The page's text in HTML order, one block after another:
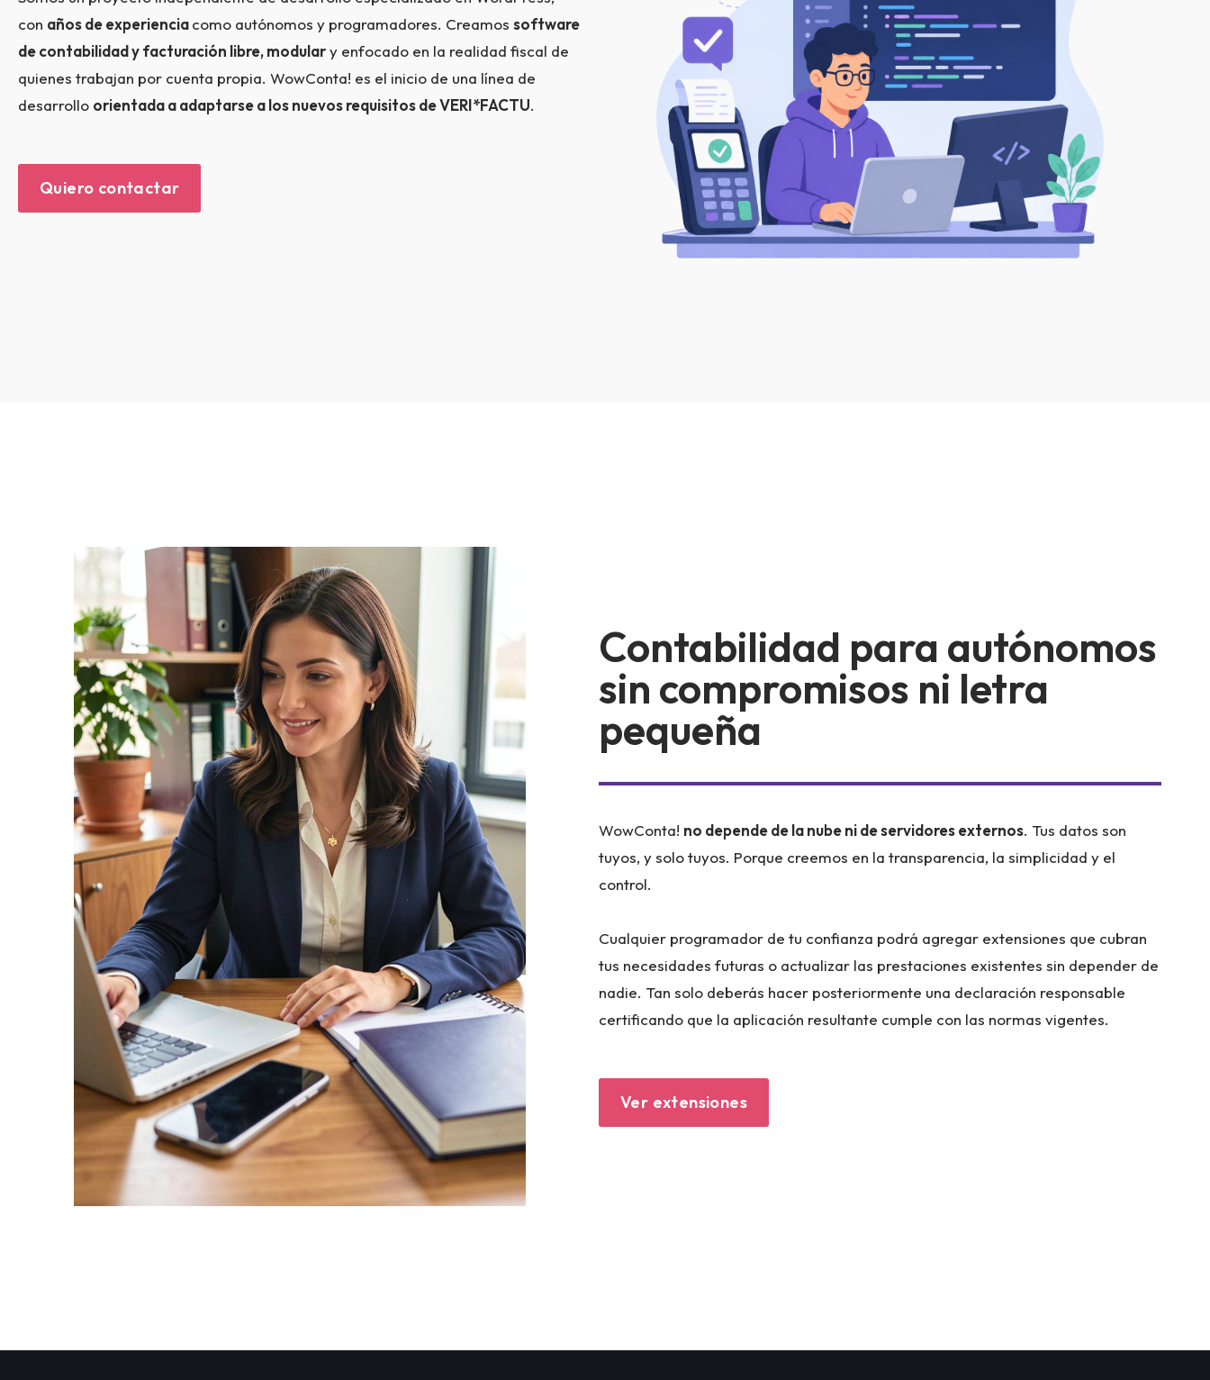
con años de experienciacomo autónomos y programadores. Creamos software
de contabilidad y facturación libre, modulary enfocado en la realidad fiscal de
quienes trabajan por cuenta propia. WowConta! es el inicio de una línea de
desarrollo orientada a adaptarse a los nuevos requisitos de VERI*FACTU.
Quiero contactar
Contabilidad para autónomos
sin compromisos ni letra
pequeña
WowConta! no depende de la nube ni de servidores externos. Tus datos son
tuyos, y solo tuyos. Porque creemos en la transparencia, la simplicidad y el
control.
Cualquier programador de tu confianza podrá agregar extensiones que cubran
tus necesidades futuras o actualizar las prestaciones existentes sin depender de
nadie. Tan solo deberás hacer posteriormente una declaración responsable
certificando que la aplicación resultante cumple con las normas vigentes.
Ver extensiones